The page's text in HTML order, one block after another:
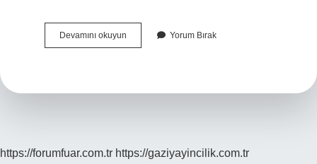
Devamını okuyun Anamnez
Nedir
Yorum Bırak
https://forumfuar.com.tr https://gaziyayincilik.com.tr